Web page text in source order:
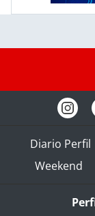
Diario Perfil
Weekend